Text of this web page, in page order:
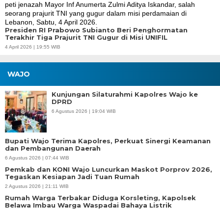
Presiden RI Prabowo Subianto Beri Penghormatan
Terakhir Tiga Prajurit TNI Gugur di Misi UNIFIL
4 April 2026 | 19:55 WIB
WAJO
Kunjungan Silaturahmi Kapolres Wajo ke
DPRD
6 Agustus 2026 | 19:04 WIB
Bupati Wajo Terima Kapolres, Perkuat Sinergi Keamanan
dan Pembangunan Daerah
6 Agustus 2026 | 07:44 WIB
Pemkab dan KONI Wajo Luncurkan Maskot Porprov 2026,
Tegaskan Kesiapan Jadi Tuan Rumah
2 Agustus 2026 | 21:11 WIB
Rumah Warga Terbakar Diduga Korsleting, Kapolsek
Belawa Imbau Warga Waspadai Bahaya Listrik